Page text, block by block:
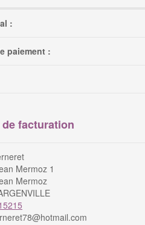
:
paiement :
facturation
Mermoz 1
Mermoz